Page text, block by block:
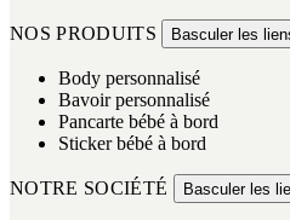
NOS PRODUITS Basculer les
Body personnalisé
Bavoir personnalisé
Pancarte bébé à bord
Sticker bébé à bord
NOTRE SOCIÉTÉ Basculer les